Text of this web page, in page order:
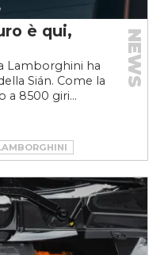
è qui,
Lamborghini ha
Sián. Come la
a 8500 giri...
NEWS
#SIAN
#V12